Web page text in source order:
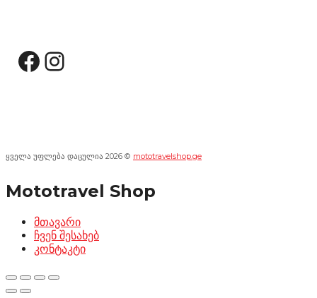
Facebook
Instagram
ყველა უფლება დაცულია 2026 © mototravelshop.ge
Mototravel Shop
მთავარი
ჩვენ შესახებ
კონტაკტი